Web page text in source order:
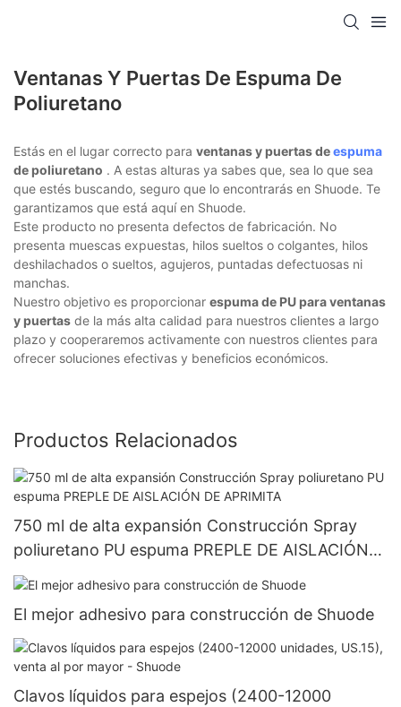
Ventanas Y Puertas De Espuma De
Poliuretano
Estás en el lugar correcto para ventanas y puertas deespuma
de poliuretano . A estas alturas ya sabes que, sea lo que sea
que estés buscando, seguro que lo encontrarás en Shuode. Te
garantizamos que está aquí en Shuode.
Este producto no presenta defectos de fabricación. No
presenta muescas expuestas, hilos sueltos o colgantes, hilos
deshilachados o sueltos, agujeros, puntadas defectuosas ni
manchas.
Nuestro objetivo es proporcionar espuma de PU para ventanas
y puertas de la más alta calidad para nuestros clientes a largo
plazo y cooperaremos activamente con nuestros clientes para
ofrecer soluciones efectivas y beneficios económicos.
Productos Relacionados
750 ml de alta expansión Construcción Spray
poliuretano PU espuma PREPLE DE AISLACIÓN
DE APRIMITA
El mejor adhesivo para construcción de Shuode
Clavos líquidos para espejos (2400-12000